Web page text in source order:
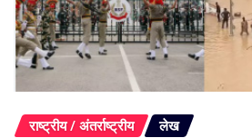
राष्ट्रीय / अंतर्राष्ट्रीय लेख